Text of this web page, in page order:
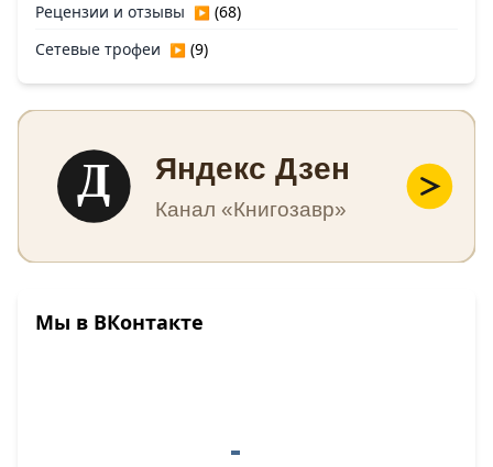
Рецензии и отзывы ▶ (68)
Сетевые трофеи ▶ (9)
Д Яндекс Дзен
Канал «Книгозавр»
Мы в ВКонтакте